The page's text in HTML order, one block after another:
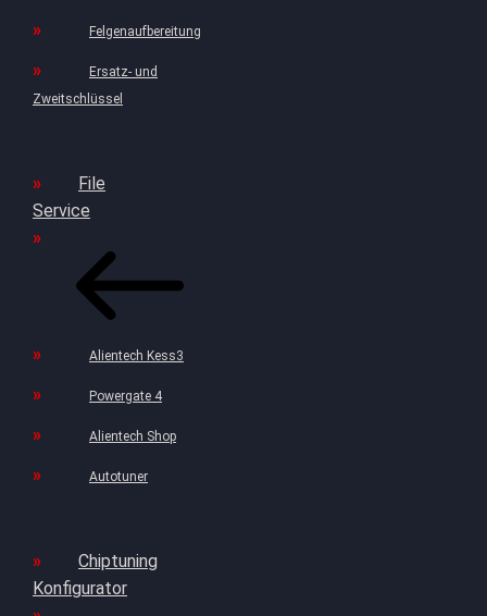
Felgenaufbereitung
Ersatz- und
Zweitschlüssel
File
Service
Alientech Kess3
Powergate 4
Alientech Shop
Autotuner
Chiptuning
Konfigurator